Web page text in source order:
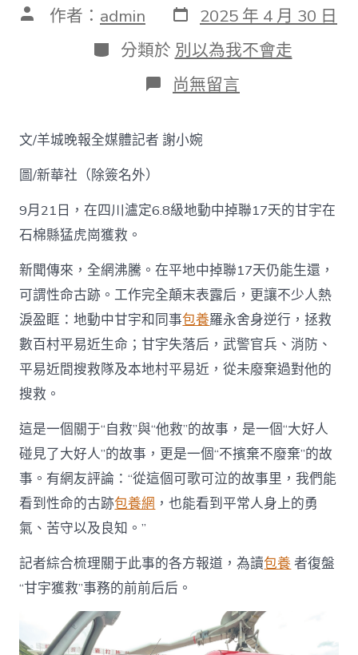
文 作者： admin 發
表
日
期
2025 年 4 月 30 日
分
類
分類於 別以為我不會走
在
〈地
中
掉
的
獲
救：
是
性
命
奇
跡，
是
救
了
英
臺
包
養
經
中
尚無留言
文/羊城晚報全媒體記者 謝小婉
圖/新華社（除簽名外）
9月21日，在四川瀘定6.8級地動中掉聯17天的甘宇在
石棉縣猛虎崗獲救。
新聞傳來，全網沸騰。在平地中掉聯17天仍能生還，
可謂性命古跡。工作完全顛末表露后，更讓不少人熱
淚盈眶：地動中甘宇和同事包養羅永舍身逆行，拯救
數百村平易近生命；甘宇失落后，武警官兵、消防、
平易近間搜救隊及本地村平易近，從未廢棄過對他的
搜救。
這是一個關于“自救”與“他救”的故事，是一個“大好人
碰見了大好人”的故事，更是一個“不擯棄不廢棄”的故
事。有網友評論：“從這個可歌可泣的故事里，我們能
看到性命的古跡包養網 ，也能看到平常人身上的勇
氣、苦守以及良知。”
記者綜合梳理關于此事的各方報道，為讀包養 者復盤
“甘宇獲救”事務的前前后后。